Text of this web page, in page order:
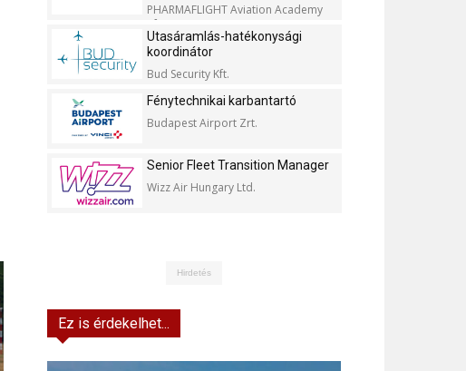
PHARMAFLIGHT Aviation Academy
Kft.
Utasáramlás-hatékonysági
koordinátor
Bud Security Kft.
Fénytechnikai karbantartó
Budapest Airport Zrt.
Senior Fleet Transition Manager
Wizz Air Hungary Ltd.
Hirdetés
Ez is érdekelhet...